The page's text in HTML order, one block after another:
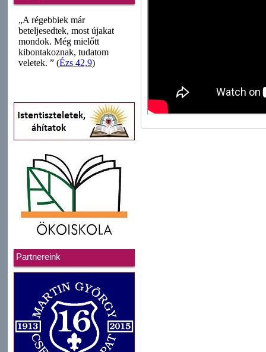
Partnereink